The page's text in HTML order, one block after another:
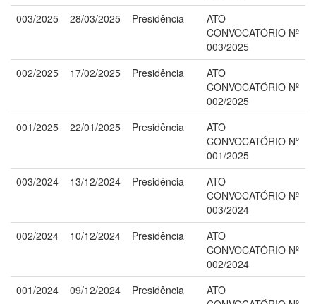
003/2025
28/03/2025 Presidência
ATO
CONVOCATÓRIO Nº
003/2025
002/2025
17/02/2025 Presidência
ATO
CONVOCATÓRIO Nº
002/2025
001/2025
22/01/2025 Presidência
ATO
CONVOCATÓRIO Nº
001/2025
003/2024
13/12/2024 Presidência
ATO
CONVOCATÓRIO Nº
003/2024
002/2024
10/12/2024 Presidência
ATO
CONVOCATÓRIO Nº
002/2024
001/2024
09/12/2024 Presidência
ATO